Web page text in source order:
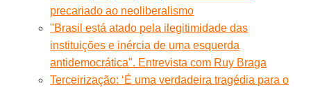
precariado ao neoliberalismo
"Brasil está atado pela ilegitimidade das
instituições e inércia de uma esquerda
antidemocrática". Entrevista com Ruy Braga
Terceirização: ‘É uma verdadeira tragédia para o